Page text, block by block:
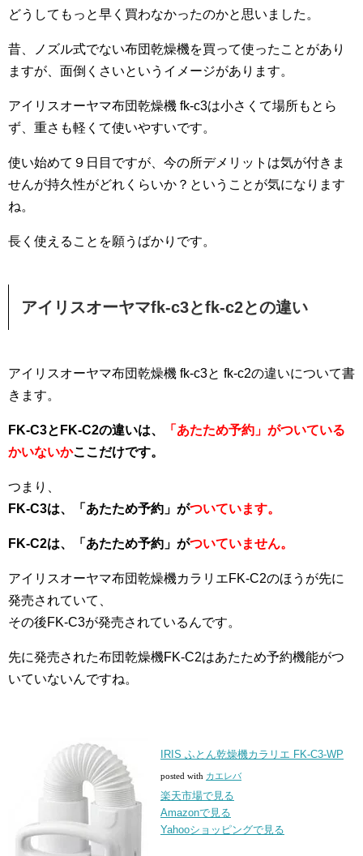
どうしてもっと早く買わなかったのかと思いました。
昔、ノズル式でない布団乾燥機を買って使ったことがあり
ますが、面倒くさいというイメージがあります。
アイリスオーヤマ布団乾燥機 fk-c3は小さくて場所もとら
ず、重さも軽くて使いやすいです。
使い始めて９日目ですが、今の所デメリットは気が付きま
せんが持久性がどれくらいか？ということが気になります
ね。
長く使えることを願うばかりです。
アイリスオーヤマfk-c3とfk-c2との違い
アイリスオーヤマ布団乾燥機 fk-c3と fk-c2の違いについて書
きます。
FK-C3とFK-C2の違いは、
「あたため予約」がついている
かいないかここだけです。
つまり、
FK-C3は、「あたため予約」がついています。
FK-C2は、「あたため予約」がついていません。
アイリスオーヤマ布団乾燥機カラリエFK-C2のほうが先に
発売されていて、
その後FK-C3が発売されているんです。
先に発売された布団乾燥機FK-C2はあたため予約機能がつ
いていないんですね。
IRIS ふとん乾燥機カラリエ FK-C3-WP
posted with カエレバ
楽天市場で見る
Amazonで見る
Yahooショッピングで見る